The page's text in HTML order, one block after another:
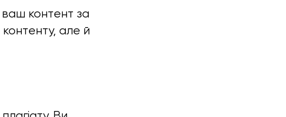
ваш контент за
але й